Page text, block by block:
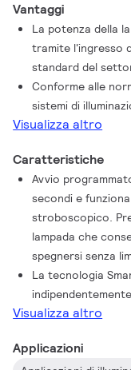
Vantaggi
La potenza della
tramite l'ingresso
standard del
Conforme alle
sistemi di
Visualizza altro
Caratteristiche
Avvio
secondi e
stroboscopico.
lampada che
spegnersi senza
La tecnologia
Visualizza altro
Applicazioni